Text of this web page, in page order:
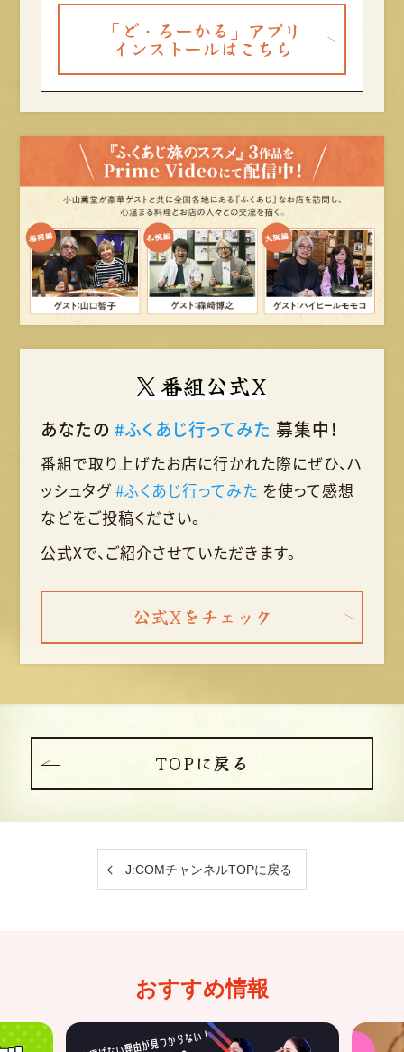
「ど・ろーかる」アプリ
インストールはこちら
番組公式X
あなたの #ふくあじ行ってみた 募集中！
番組で取り上げたお店に行かれた際にぜひ、ハ
ッシュタグ #ふくあじ行ってみた を使って感想
などをご投稿ください。
公式Xで、ご紹介させていただきます。
公式Xをチェック
TOPに戻る
J:COMチャンネルTOPに戻る
おすすめ情報